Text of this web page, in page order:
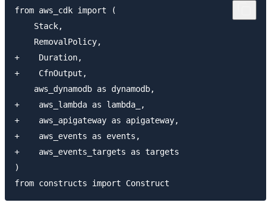
from aws_cdk import (
    Stack,
    RemovalPolicy,
+    Duration,
+    CfnOutput,
    aws_dynamodb as dynamodb,
+    aws_lambda as lambda_,
+    aws_apigateway as apigateway,
+    aws_events as events,
+    aws_events_targets as targets
)